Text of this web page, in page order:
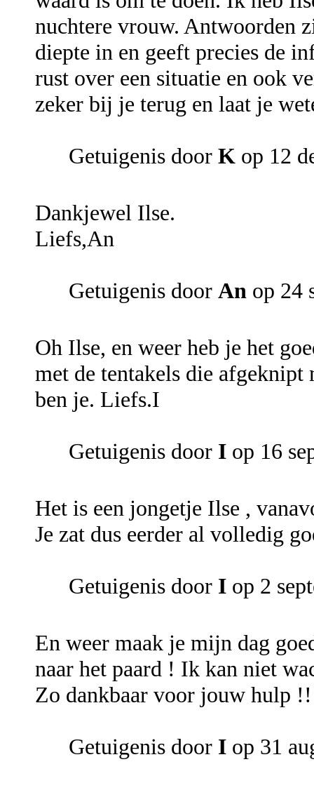
nuchtere vrouw. Antwoorden
diepte in en geeft precies de
rust over een situatie en ook
zeker bij je terug en laat je
Getuigenis door K op 12
Dankjewel Ilse.
Liefs,An
Getuigenis door An op 24
Oh Ilse, en weer heb je het
met de tentakels die
ben je. Liefs.I
Getuigenis door I op 16
Het is een jongetje Ilse ,
Je zat dus eerder al volledig
Getuigenis door I op 2
En weer maak je mijn dag
naar het paard ! Ik kan niet
Zo dankbaar voor jouw hulp !!
Getuigenis door I op 31